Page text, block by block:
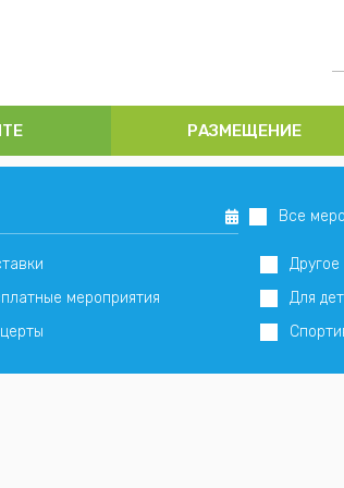
РАЗМЕЩЕНИЕ
Все
Другое
мероприятия Для